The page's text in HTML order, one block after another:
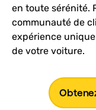
en toute sérénité.
communauté de
expérience
de votre voiture.